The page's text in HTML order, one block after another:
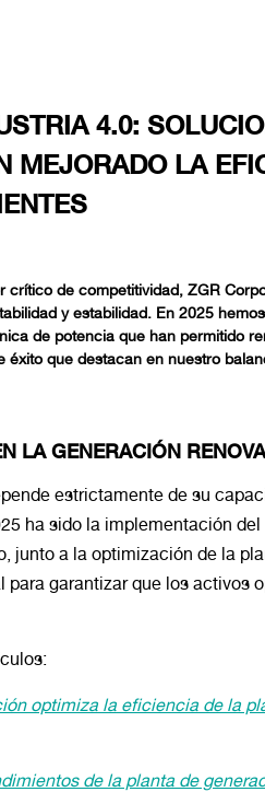
4.0:
MEJORADO LA
crítico de competitividad, ZGR
y estabilidad. En 2025
de potencia que han permitido
que destacan en nuestro
LA GENERACIÓN
estrictamente de su
ha sido la implementación
junto a la optimización de la
garantizar que los activos
optimiza la eficiencia de la
de la planta de